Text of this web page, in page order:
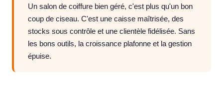
Un salon de coiffure bien géré, c'est plus qu'un bon
coup de ciseau. C'est une caisse maîtrisée, des
stocks sous contrôle et une clientèle fidélisée. Sans
les bons outils, la croissance plafonne et la gestion
épuise.